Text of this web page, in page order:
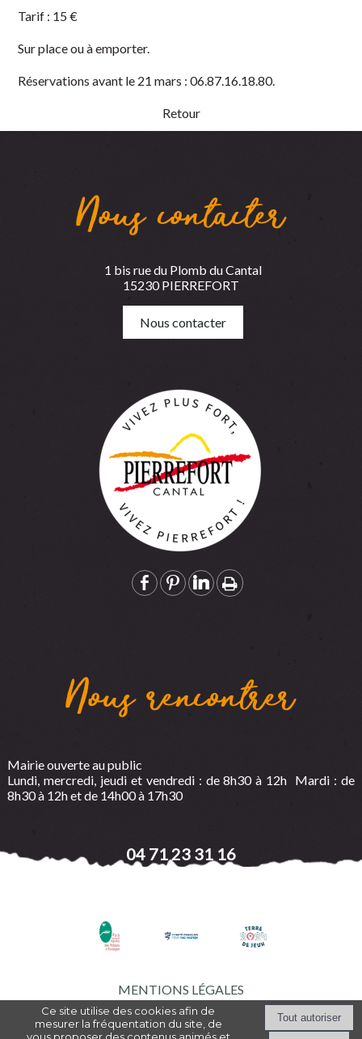
Tarif : 15 €
Sur place ou à emporter.
Réservations avant le 21 mars : 06.87.16.18.80.
Retour
Nous contacter
1 bis rue du Plomb du Cantal
15230 PIERREFORT
Nous contacter
Nous rencontrer
Mairie ouverte au public
Lundi, mercredi, jeudi et vendredi : de 8h30 à 12h Mardi : de
8h30 à 12h et de 14h00 à 17h30
04 71 23 31 16
MENTIONS LÉGALES
Ce site utilise des cookies afin de
mesurer la fréquentation du site, de
vous proposer des contenus animés et